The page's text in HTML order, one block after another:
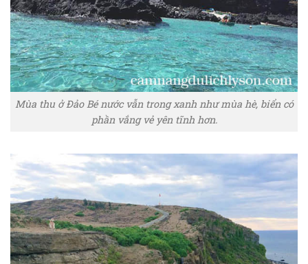
Mùa thu ở Đảo Bé nước vẫn trong xanh như mùa hè, biển có
phần vắng vẻ yên tĩnh hơn.